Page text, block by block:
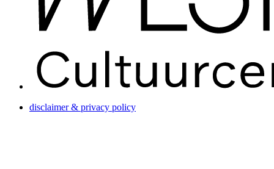
disclaimer & privacy policy